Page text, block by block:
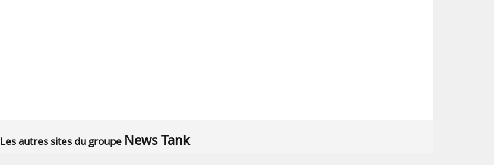
Les autres sites du groupe News Tank